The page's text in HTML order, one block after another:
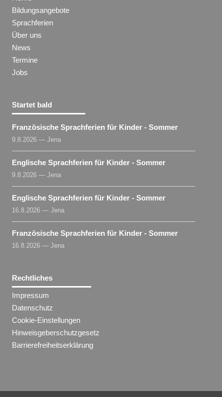
Bildungsangebote
Sprachferien
Über uns
News
Termine
Jobs
Startet bald
Französische Sprachferien für Kinder - Sommer
9.8.2026 — Jena
Englische Sprachferien für Kinder - Sommer
9.8.2026 — Jena
Englische Sprachferien für Kinder - Sommer
16.8.2026 — Jena
Französische Sprachferien für Kinder - Sommer
16.8.2026 — Jena
Rechtliches
Impressum
Datenschutz
Cookie-Einstellungen
Hinweisgeberschutzgesetz
Barrierefreiheitserklärung